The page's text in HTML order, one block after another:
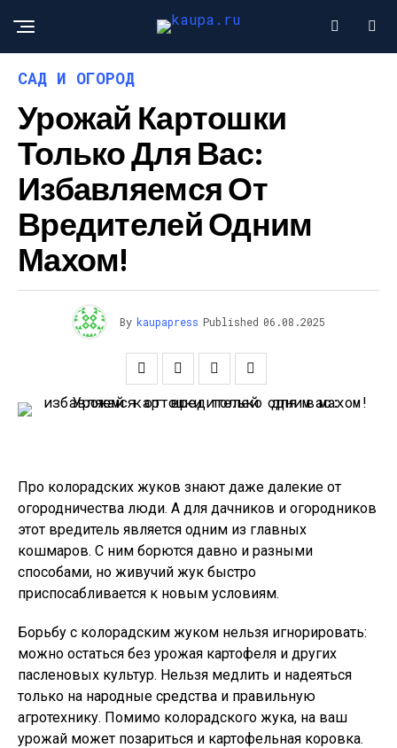
САД И ОГОРОД
Урожай Картошки
Только Для Вас:
Избавляемся От
Вредителей Одним
Махом!
By kaupapress Published 06.08.2025
Про колорадских жуков знают даже далекие от
огородничества люди. А для дачников и огородников
этот вредитель является одним из главных
кошмаров. С ним борются давно и разными
способами, но живучий жук быстро
приспосабливается к новым условиям.
Борьбу с колорадским жуком нельзя игнорировать:
можно остаться без урожая картофеля и других
пасленовых культур. Нельзя медлить и надеяться
только на народные средства и правильную
агротехнику. Помимо колорадского жука, на ваш
урожай может позариться и картофельная коровка.